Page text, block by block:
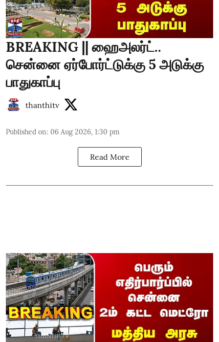
BREAKING || ஹைஅலர்ட்..
சென்னை ஏர்போர்ட்டுக்கு 5 அடுக்கு
பாதுகாப்பு
thanthitv
Published on: 06 Aug 2026, 1:30 pm
Read More